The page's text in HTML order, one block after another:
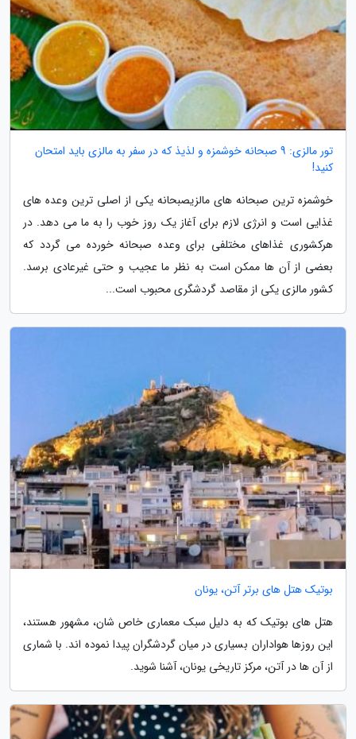
تور مالزی: 9 صبحانه خوشمزه و لذیذ که در سفر به مالزی باید امتحان
کنید!
خوشمزه ترین صبحانه های مالزیصبحانه یکی از اصلی ترین وعده های
غذایی است و انرژی لازم برای آغاز یک روز خوب را به ما می دهد. در
هرکشوری غذاهای مختلفی برای وعده صبحانه خورده می گردد که
بعضی از آن ها ممکن است به نظر ما عجیب و حتی غیرعادی برسد.
کشور مالزی یکی از مقاصد گردشگری محبوب است...
بوتیک هتل های برتر آتن، یونان
هتل های بوتیک که به دلیل سبک معماری خاص شان، مشهور هستند،
این روزها هواداران بسیاری در میان گردشگران پیدا نموده اند. با شماری
از آن ها در آتن، مرکز تاریخی یونان، آشنا شوید.